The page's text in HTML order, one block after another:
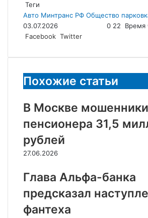
Теги
Авто Минтранс РФ Общество
03.07.2026
0 22
Время
Facebook Twitter
Похожие статьи
В Москве
пенсионера 31,5
рублей
27.06.2026
Глава Альфа-банка
предсказал
фантеха